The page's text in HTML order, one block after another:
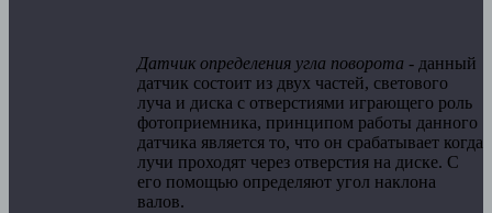
Датчик определения угла поворота - данный
датчик состоит из двух частей, светового
луча и диска с отверстиями играющего роль
фотоприемника, принципом работы данного
датчика является то, что он срабатывает когда
лучи проходят через отверстия на диске. С
его помощью определяют угол наклона
валов.